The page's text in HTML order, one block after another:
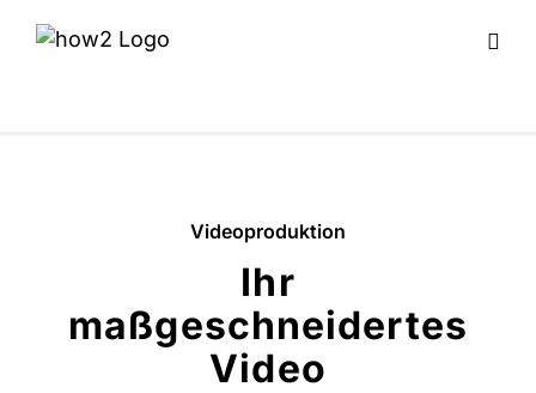
Videoproduktion
Ihr
maßgeschneidertes
Video